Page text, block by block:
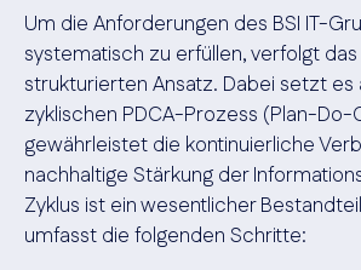
Um die Anforderungen des BSI IT-
systematisch zu erfüllen, verfolgt das
strukturierten Ansatz. Dabei setzt es
zyklischen PDCA-Prozess (Plan-
gewährleistet die kontinuierliche
nachhaltige Stärkung der
Zyklus ist ein wesentlicher
umfasst die folgenden Schritte: